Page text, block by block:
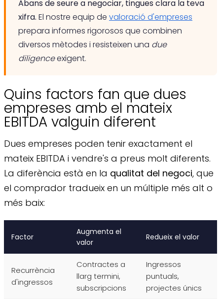
Abans de seure a negociar, tingues clara la teva
xifra. El nostre equip de valoració d'empreses
prepara informes rigorosos que combinen
diversos mètodes i resisteixen una due
diligenceexigent.
Quins factors fan que dues
empreses amb el mateix
EBITDA valguin diferent
Dues empreses poden tenir exactament el
mateix EBITDA i vendre's a preus molt diferents.
La diferència està en la qualitat del negoci, que
el comprador tradueix en un múltiple més alt o
més baix:
Factor
Augmenta el
valor
Redueix el valor
Recurrència
d'ingressos
Contractes a
llarg termini,
subscripcions
Ingressos
puntuals,
projectes únics